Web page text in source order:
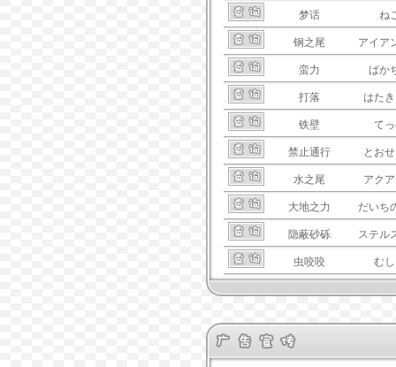
梦话 ね
钢之尾 アイア
蛮力 ばか
打落 はた
铁壁 て
禁止通行 とお
水之尾 アク
大地之力 だいち
隐蔽砂砾 ステル
虫咬咬 む